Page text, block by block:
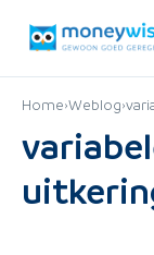
Home›Weblog›